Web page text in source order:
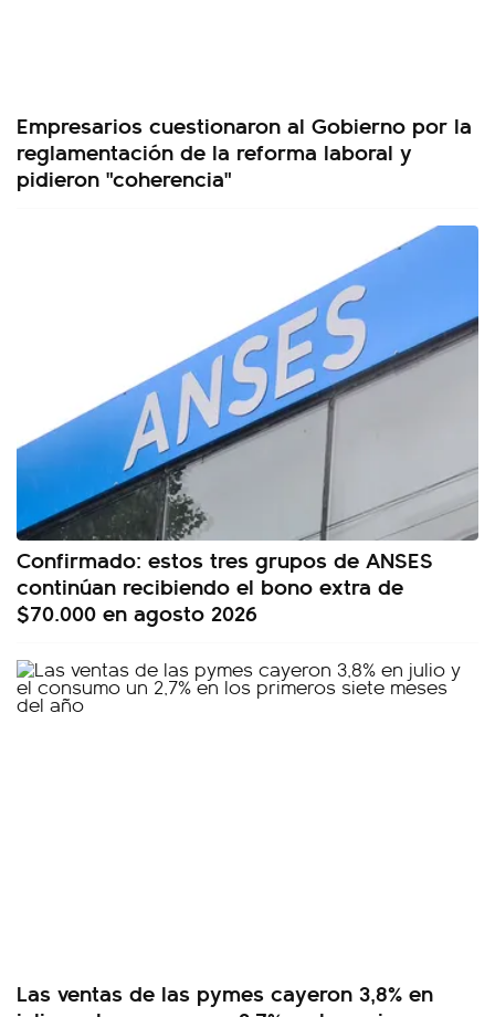
Empresarios cuestionaron al Gobierno por la
reglamentación de la reforma laboral y
pidieron "coherencia"
Confirmado: estos tres grupos de ANSES
continúan recibiendo el bono extra de
$70.000 en agosto 2026
Las ventas de las pymes cayeron 3,8% en